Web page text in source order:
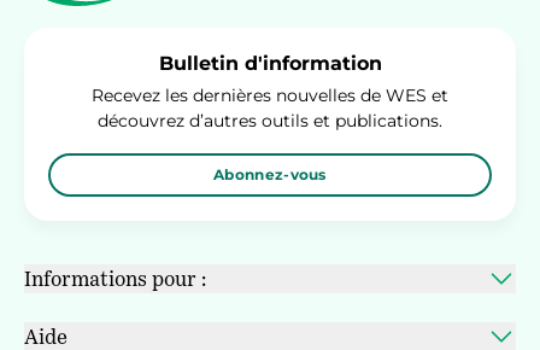
Bulletin d'information
Recevez les dernières nouvelles de WES et
découvrez d’autres outils et publications.
Abonnez-vous
Informations pour :
Aide